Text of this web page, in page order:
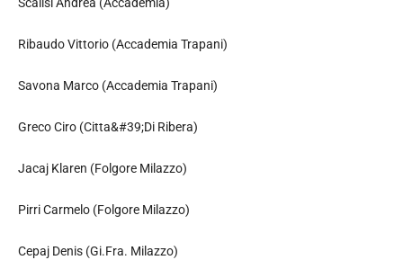
Ribaudo Vittorio (Accademia Trapani)
Savona Marco (Accademia Trapani)
Greco Ciro (Citta&#39;Di Ribera)
Jacaj Klaren (Folgore Milazzo)
Pirri Carmelo (Folgore Milazzo)
Cepaj Denis (Gi.Fra. Milazzo)